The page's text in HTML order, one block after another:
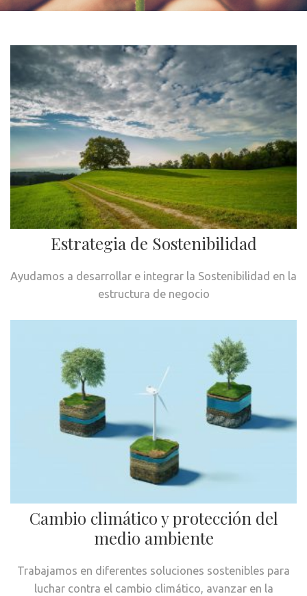
Estrategia de Sostenibilidad
Ayudamos a desarrollar e integrar la Sostenibilidad en la
estructura de negocio
Cambio climático y protección del
medio ambiente
Trabajamos en diferentes soluciones sostenibles para
luchar contra el cambio climático, avanzar en la